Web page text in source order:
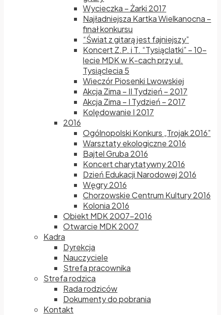
Wycieczka – Żarki 2017
Najładniejsza Kartka Wielkanocna –
finał konkursu
“Świat z gitarą jest fajniejszy”
Koncert Z.P. i T. “Tysiąclatki” – 10-
lecie MDK w K-cach przy ul.
Tysiąclecia 5
Wieczór Piosenki Lwowskiej
Akcja Zima – II Tydzień – 2017
Akcja Zima – I Tydzień – 2017
Kolędowanie I 2017
2016
Ogólnopolski Konkurs „Trojak 2016”
Warsztaty ekologiczne 2016
Bajtel Gruba 2016
Koncert charytatywny 2016
Dzień Edukacji Narodowej 2016
Węgry 2016
Chorzowskie Centrum Kultury 2016
Kolonia 2016
Obiekt MDK 2007-2016
Otwarcie MDK 2007
Kadra
Dyrekcja
Nauczyciele
Strefa pracownika
Strefa rodzica
Rada rodziców
Dokumenty do pobrania
Kontakt